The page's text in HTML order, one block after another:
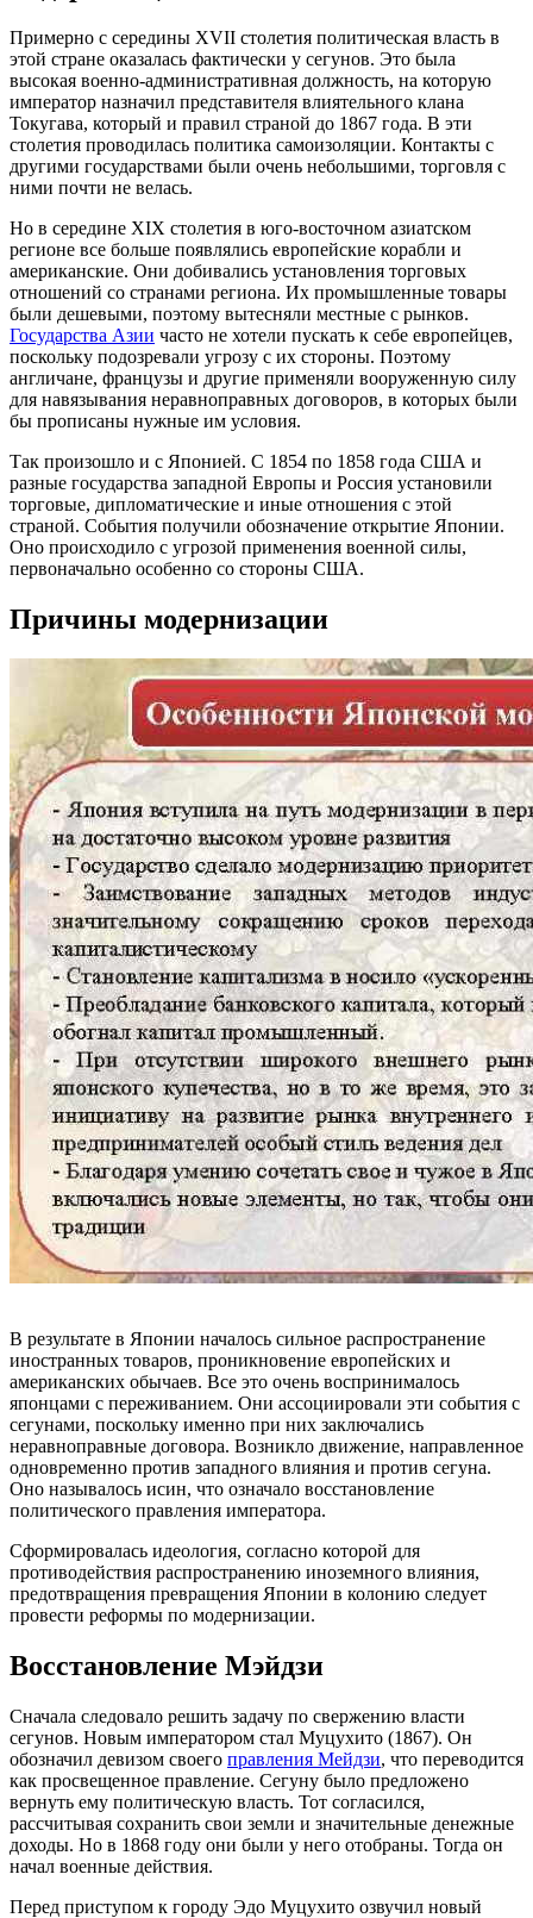
Примерно с середины XVII столетия политическая власть в
этой стране оказалась фактически у сегунов. Это была
высокая военно-административная должность, на которую
император назначил представителя влиятельного клана
Токугава, который и правил страной до 1867 года. В эти
столетия проводилась политика самоизоляции. Контакты с
другими государствами были очень небольшими, торговля с
ними почти не велась.
Но в середине XIX столетия в юго-восточном азиатском
регионе все больше появлялись европейские корабли и
американские. Они добивались установления торговых
отношений со странами региона. Их промышленные товары
были дешевыми, поэтому вытесняли местные с рынков.
Государства Азии часто не хотели пускать к себе европейцев,
поскольку подозревали угрозу с их стороны. Поэтому
англичане, французы и другие применяли вооруженную силу
для навязывания неравноправных договоров, в которых были
бы прописаны нужные им условия.
Так произошло и с Японией. С 1854 по 1858 года США и
разные государства западной Европы и Россия установили
торговые, дипломатические и иные отношения с этой
страной. События получили обозначение открытие Японии.
Оно происходило с угрозой применения военной силы,
первоначально особенно со стороны США.
Причины модернизации
В результате в Японии началось сильное распространение
иностранных товаров, проникновение европейских и
американских обычаев. Все это очень воспринималось
японцами с переживанием. Они ассоциировали эти события с
сегунами, поскольку именно при них заключались
неравноправные договора. Возникло движение, направленное
одновременно против западного влияния и против сегуна.
Оно называлось исин, что означало восстановление
политического правления императора.
Сформировалась идеология, согласно которой для
противодействия распространению иноземного влияния,
предотвращения превращения Японии в колонию следует
провести реформы по модернизации.
Восстановление Мэйдзи
Сначала следовало решить задачу по свержению власти
сегунов. Новым императором стал Муцухито (1867). Он
обозначил девизом своего правления Мейдзи, что переводится
как просвещенное правление. Сегуну было предложено
вернуть ему политическую власть. Тот согласился,
рассчитывая сохранить свои земли и значительные денежные
доходы. Но в 1868 году они были у него отобраны. Тогда он
начал военные действия.
Перед приступом к городу Эдо Муцухито озвучил новый